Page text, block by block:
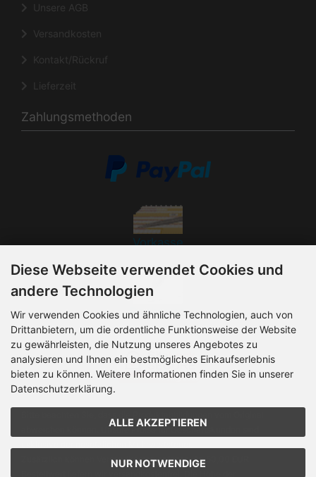
Unsere AGB
Versandkosten
Kontakt/Rückruf
Lieferzeit
Zahlungsmethoden
Vorkasse
Rechnung
abweichen können. Unsere Preise für Geschäftskunden sind
Zusätzlich können Versandkosten anfallen. Ab 50,00 EUR
Diese Webseite verwendet Cookies und
andere Technologien
Wir verwenden Cookies und ähnliche Technologien, auch von
Drittanbietern, um die ordentliche Funktionsweise der Website
zu gewährleisten, die Nutzung unseres Angebotes zu
analysieren und Ihnen ein bestmögliches Einkaufserlebnis
bieten zu können. Weitere Informationen finden Sie in unserer
Datenschutzerklärung.
ALLE AKZEPTIEREN
NUR NOTWENDIGE